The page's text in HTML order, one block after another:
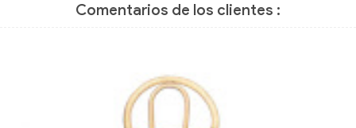
Comentarios de los clientes :